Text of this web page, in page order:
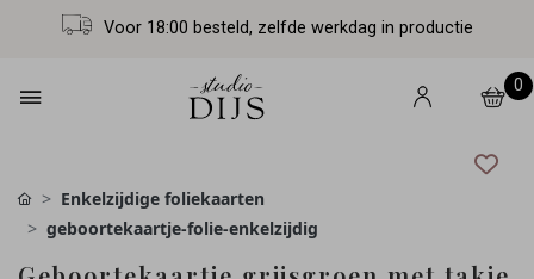
Voor 18:00 besteld, zelfde werkdag in productie
0
Enkelzijdige foliekaarten
geboortekaartje-folie-enkelzijdig